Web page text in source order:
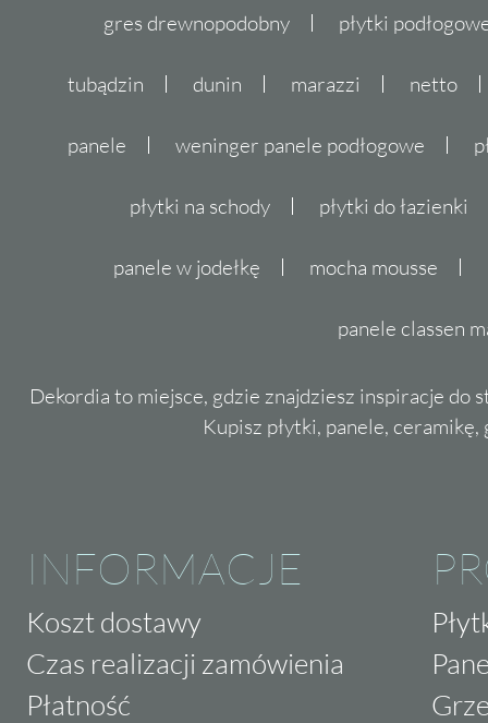
gres drewnopodobny płytki
tubądzin dunin marazzi netto
panele weninger panele podłogowe
płytki na schody płytki do łazienki
panele w jodełkę mocha mousse
panele classen
Dekordia to miejsce, gdzie znajdziesz inspiracje do
Kupisz płytki, panele,
INFORMACJE
Koszt dostawy
Czas realizacji zamówienia
Płatność